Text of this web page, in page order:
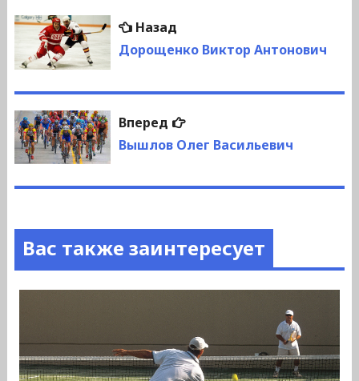
Навигация
по
записям
НазадПредыдущая
запись:
Дорощенко Виктор Антонович
Вперед
Следующая
запись:
Вышлов Олег Васильевич
Вас также заинтересует